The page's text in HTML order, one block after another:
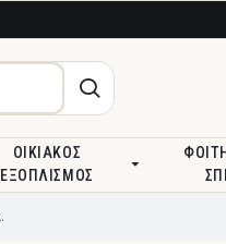
ΟΙΚΙΑΚΌΣ
ΕΞΟΠΛΙΣΜΌΣ